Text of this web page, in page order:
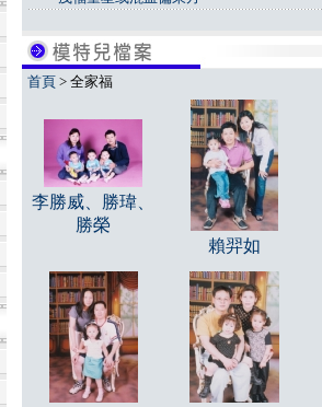
首頁> 全家福
李勝威、勝瑋、
勝榮
賴羿如